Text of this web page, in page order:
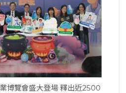
博覽會盛大登場 釋出近2500